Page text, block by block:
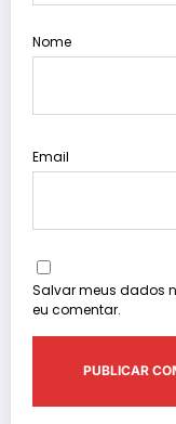
Nome
Email
Salvar meus dados
eu comentar.